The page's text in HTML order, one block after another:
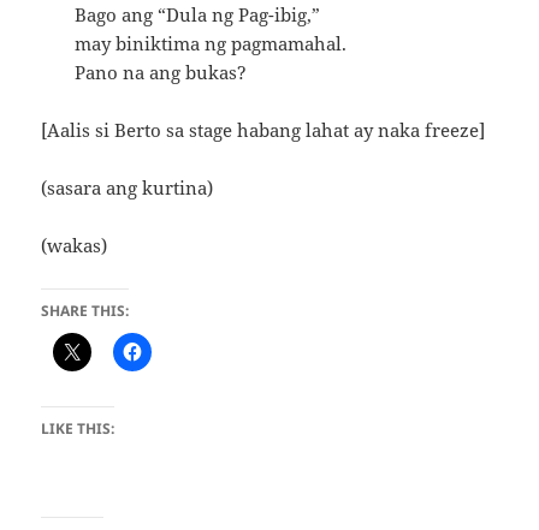
Bago ang “Dula ng Pag-ibig,”
may biniktima ng pagmamahal.
Pano na ang bukas?
[Aalis si Berto sa stage habang lahat ay naka freeze]
(sasara ang kurtina)
(wakas)
SHARE THIS:
LIKE THIS: